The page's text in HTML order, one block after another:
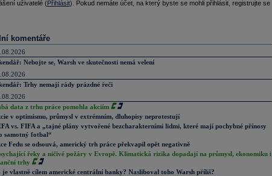
uživatelé (Přihlásit). Pokud nemáte účet, na který byste se mohli přihlásit, registrujte se
komentáře
Nebojte se, Warsh ve skutečnosti nemá velení
Trhy nemají rády prázdné řeči
data z trhu práce pomohla akciím
v optimismu, průmysl v extrémním, dluhopisy neprotestují
vs. FIFA a „tajné plány vytvořené bezcharakterními lidmi, které mají pochybné přínosy
samotný fotbal“
Fedu se odsouvá, americký trh práce překvapil opět negativně
řeky a ničivé požáry v Evropě. Klimatická rizika dopadají na průmysl, ekonomiku i
trhy
je vlastně cílem americké centrální banky? Nasliboval toho Warsh příliš?